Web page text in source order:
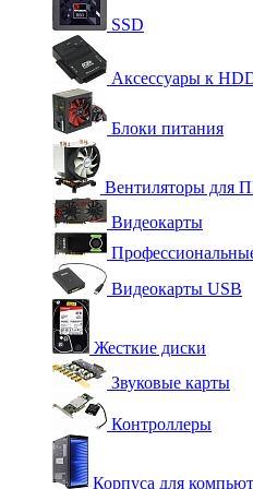
SSD
Аксессуары к
Блоки питания
Вентиляторы для
Видеокарты
Видеокарты USB
Жесткие диски
Звуковые карты
Контроллеры
Корпуса для